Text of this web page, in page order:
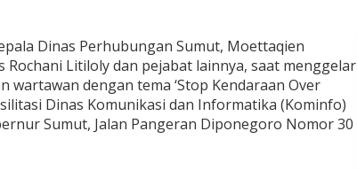
Dinas Perhubungan Sumut, Moettaqien
Rochani Litiloly dan pejabat lainnya, saat menggelar
wartawan dengan tema ‘Stop Kendaraan Over
Dinas Komunikasi dan Informatika (Kominfo)
Sumut, Jalan Pangeran Diponegoro Nomor 30